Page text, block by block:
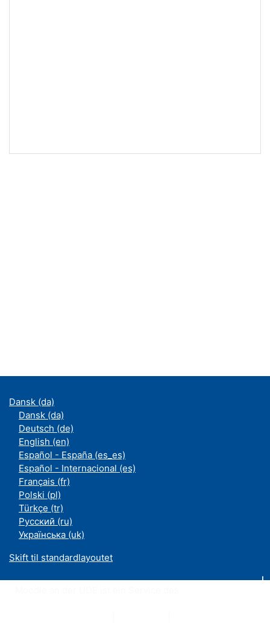
Dansk ‎(da)‎
Dansk ‎(da)‎
Deutsch ‎(de)‎
English ‎(en)‎
Español - España ‎(es_es)‎
Español - Internacional ‎(es)‎
Français ‎(fr)‎
Polski ‎(pl)‎
Türkçe ‎(tr)‎
Русский ‎(ru)‎
Українська ‎(uk)‎
Skift til standardlayoutet